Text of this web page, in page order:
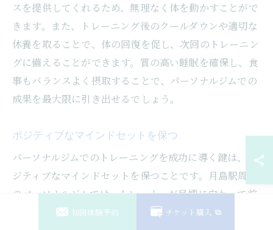
スを提供してくれるため、無理なく体を動かすことがで
きます。また、トレーニング後のクールダウンや適切な
休養を取ることで、体の回復を促し、次回のトレーニン
グに備えることができます。質の高い睡眠を確保し、食
事もバランスよく摂取することで、パーソナルジムでの
成果を最大限に引き出せるでしょう。
ポジティブなマインドセットを保つ
パーソナルジムでのトレーニングを成功に導く鍵は、ポ
ジティブなマインドセットを保つことです。月島駅周辺
のパーソナルジムでは、トレーナーが目標に向かって前
向きな姿勢をサポートしてくれます。例えば、達成可能
初回体験予約 チケット購入